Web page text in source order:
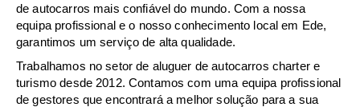
de autocarros mais confiável do mundo. Com a nossa
equipa profissional e o nosso conhecimento local em Ede,
garantimos um serviço de alta qualidade.
Trabalhamos no setor de aluguer de autocarros charter e
turismo desde 2012. Contamos com uma equipa profissional
de gestores que encontrará a melhor solução para a sua